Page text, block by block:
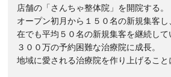
店舗の「さんちゃ整体院」を開院する。
オープン初月から１５０名の新規集客
在でも平均５０名の新規集客を継続し
３００万の予約困難な治療院に成長。
地域に愛される治療院を作り上げること